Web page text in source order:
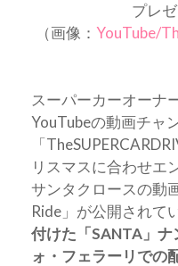
プレ
（画像： YouTube/
スーパーカーオーナ
YouTubeの動画チャ
「
リスマスに合わせエ
サンタクロースの動
Ride」が公開されて
付けた「SANTA」
ォ・フェラーリでの